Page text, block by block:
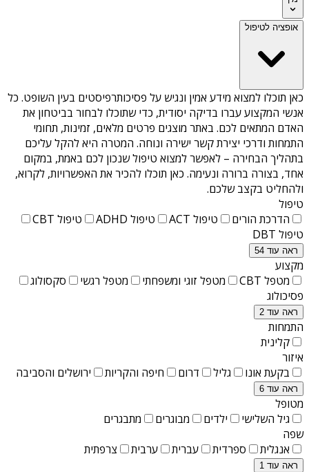
אופציה לטיפול
כאן תוכלו למצוא מידע אמין ונגיש על פסיכותרפיסטים בעין השופט. כל
אנשי המקצוע עברו בדיקה יסודית, כדי שתוכלו לבחור בביטחון את
האדם המתאים לכם. באתר מוצגים פרטים מלאים, זמינות, תחומי
התמחות ודרכי יצירת קשר ישירה ונוחה. המטרה היא להקל עליכם
בתהליך הבחירה – לאפשר למצוא טיפול שנכון לכם באמת, במקום
אחד, בצורה ברורה ונעימה. כאן תוכלו להכיר את האפשרויות, לקרוא,
ולהחליט בקצב שלכם.
טיפול
הדרכת הורים
טיפול ACT טיפול ADHD
טיפול CBT
טיפול DBT
ראה עוד 54
מקצוע
מטפל CBT
מטפל זוגי ומשפחתי מטפל רגשי
סקסולוג
פסיכולוג
ראה עוד 2
התמחות
קלינית
איזור
בקעת אונו
גליל דרום חיפה והקריות ירושלים והסביבה
ראה עוד 6
מטופל
גיל השלישי
ילדים מבוגרים
מתבגרים
שפה
אנגלית
ספרדית עברית ערבית צרפתית
ראה עוד 1